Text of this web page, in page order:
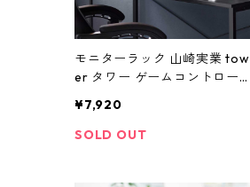
モニターラック 山崎実業 tow
er タワー ゲームコントローラ
ー台 10188ブラック
¥7,920
SOLD OUT